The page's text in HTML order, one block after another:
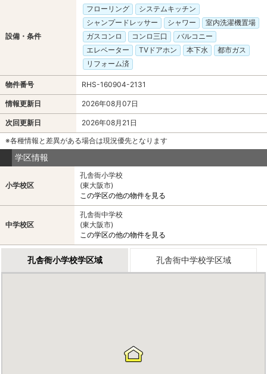
設備・条件
フローリング
システムキッチン
シャンプードレッサー
シャワー
室内洗濯機置場
ガスコンロ
コンロ三口
バルコニー
エレベーター
TVドアホン 本下水
都市ガス
リフォーム済
物件番号 RHS-160904-2131
情報更新日 2026年08月07日
次回更新日
2026年08月21日
※各種情報と差異がある場合は現況優先となります
学区情報
小学校区
孔舎衙小学校
(東大阪市)
この学区の他の物件を見る
中学校区
孔舎衙中学校
(東大阪市)
この学区の他の物件を見る
孔舎衙小学校学区域 孔舎衙中学校学区域